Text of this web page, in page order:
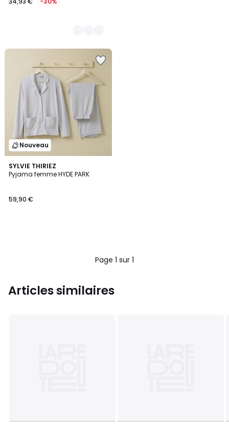
Nouveau
SYLVIE THIRIEZ
Pyjama femme HYDE PARK
59,90 €
Page 1 sur 1
Articles similaires